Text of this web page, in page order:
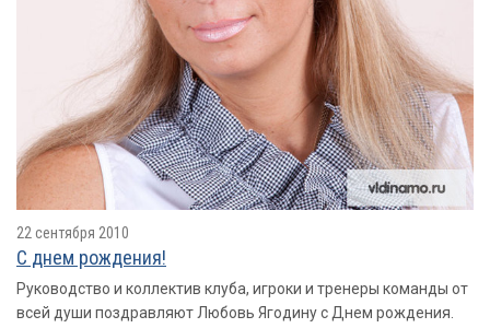
22 сентября 2010
С днем рождения!
Руководство и коллектив клуба, игроки и тренеры команды от
всей души поздравляют Любовь Ягодину с Днем рождения.